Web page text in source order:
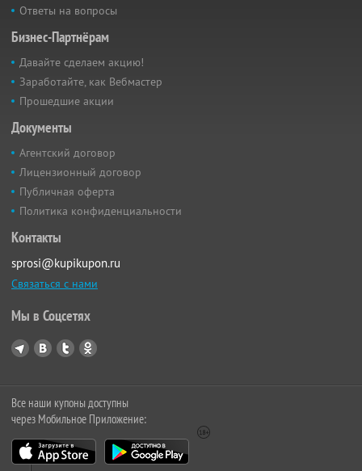
Ответы на вопросы
Бизнес-Партнёрам
Давайте сделаем акцию!
Заработайте, как Вебмастер
Прошедшие акции
Документы
Агентский договор
Лицензионный договор
Публичная оферта
Политика конфиденциальности
Контакты
sprosi@kupikupon.ru
Связаться с нами
Мы в Соцсетях
Все наши купоны доступны
через Мобильное Приложение: